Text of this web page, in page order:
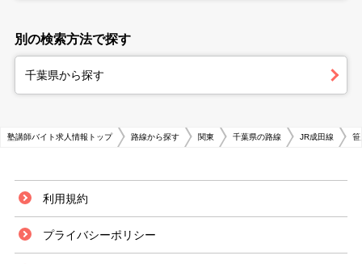
別の検索方法で探す
千葉県から探す
塾講師バイト求人情報トップ 路線から探す 関東 千葉県の路線 JR成田線 笹
利用規約
プライバシーポリシー